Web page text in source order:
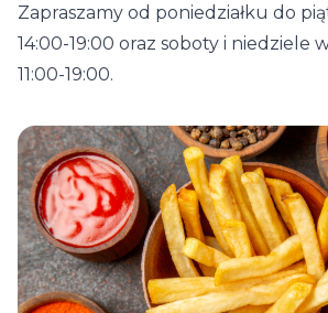
Zapraszamy od poniedziałku do
14:00-19:00 oraz soboty i niedziele
11:00-19:00.